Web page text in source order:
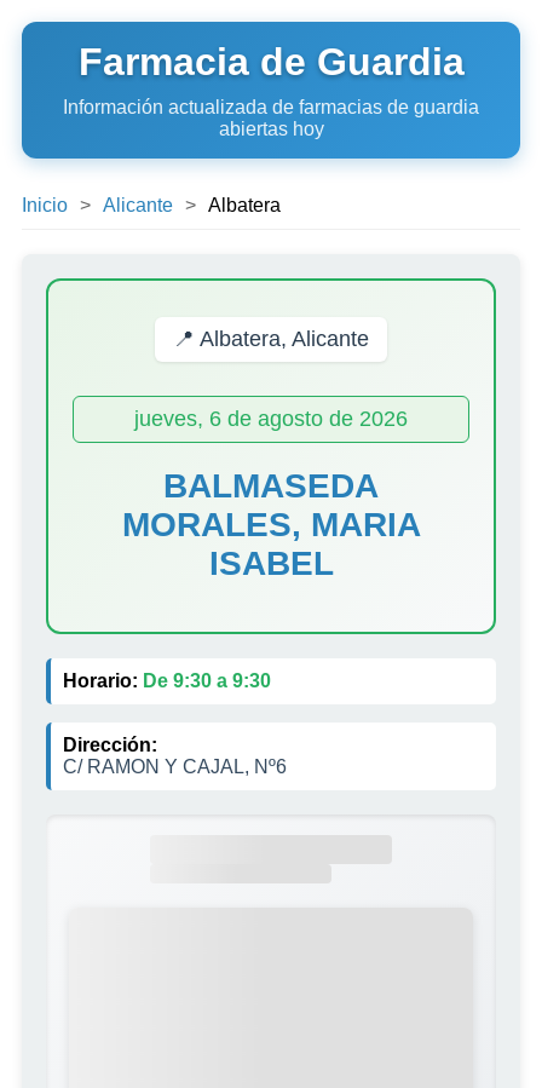
Farmacia de Guardia
Información actualizada de farmacias de guardia
abiertas hoy
Inicio Alicante Albatera
📍 Albatera, Alicante
jueves, 6 de agosto de 2026
BALMASEDA
MORALES, MARIA
ISABEL
Horario: De 9:30 a 9:30
Dirección:
C/ RAMON Y CAJAL, Nº6